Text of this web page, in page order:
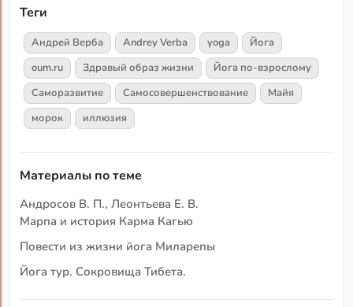
Теги
Андрей Верба Andrey Verba yoga
Йога
oum.ru
Здравый образ жизни
Йога по-взрослому
Саморазвитие
Самосовершенствование
Майя
морок
иллюзия
Материалы по теме
Андросов В. П., Леонтьева Е. В.
Марпа и история Карма Кагью
Повести из жизни йога Миларепы
Йога тур. Сокровища Тибета.